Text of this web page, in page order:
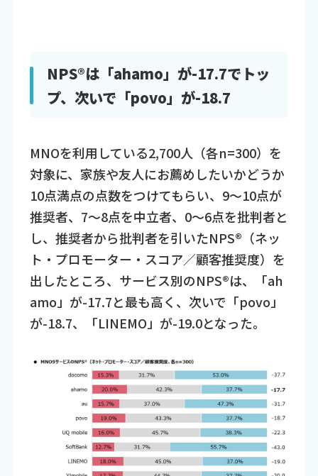
NPS®は「ahamo」が-17.7でトッ
プ、次いで「povo」が-18.7
MNOを利用している2,700人（各n=300）を
対象に、家族や友人にお薦めしたいかどうか
10点満点の点数をつけてもらい、9～10点が
推奨者、7～8点を中立者、0～6点を批判者と
し、推奨者から批判者を引いたNPS®（ネッ
ト・プロモーター・スコア／顧客推奨度）を
出したところ、サービス別のNPS®は、「ah
amo」が-17.7と最も高く、次いで「povo」
が-18.7、「LINEMO」が-19.0となった。